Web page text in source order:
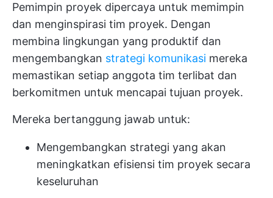
Pemimpin proyek dipercaya untuk memimpin
dan menginspirasi tim proyek. Dengan
membina lingkungan yang produktif dan
mengembangkan strategi komunikasi mereka
memastikan setiap anggota tim terlibat dan
berkomitmen untuk mencapai tujuan proyek.
Mereka bertanggung jawab untuk:
Mengembangkan strategi yang akan
meningkatkan efisiensi tim proyek secara
keseluruhan